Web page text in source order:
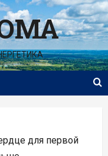
для первой